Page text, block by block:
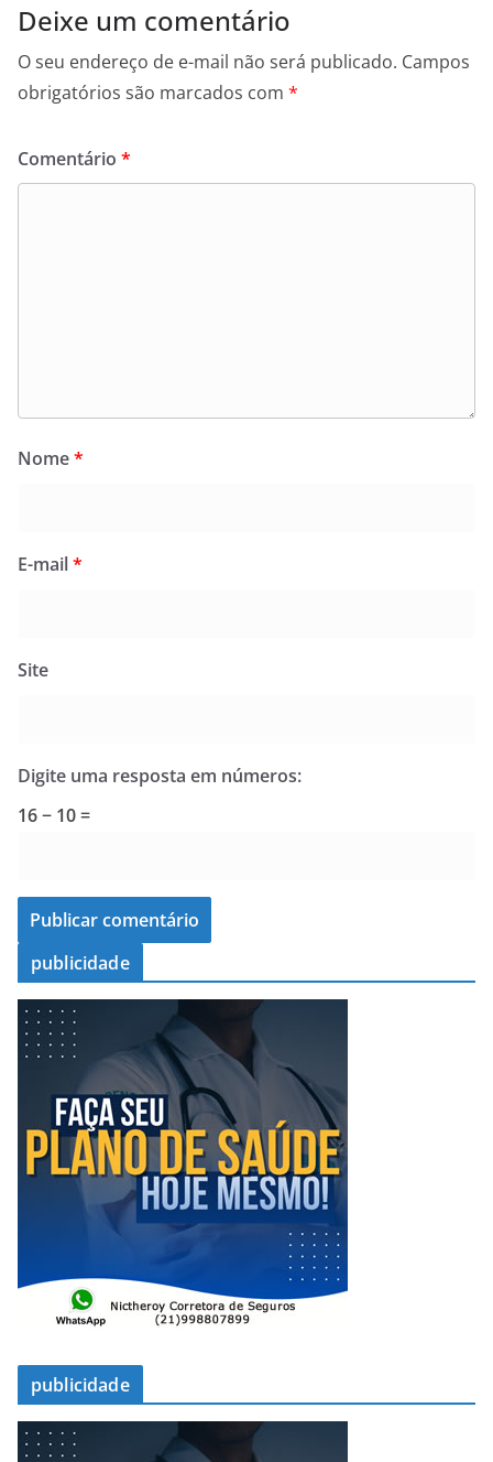
Deixe um comentário
O seu endereço de e-mail não será publicado. Campos
obrigatórios são marcados com *
Comentário *
Nome*
E-mail*
Site
Digite uma resposta em números:
16 − 10 =
publicidade
publicidade